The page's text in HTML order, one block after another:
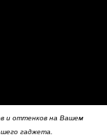
и оттенков на Вашем
гаджета.